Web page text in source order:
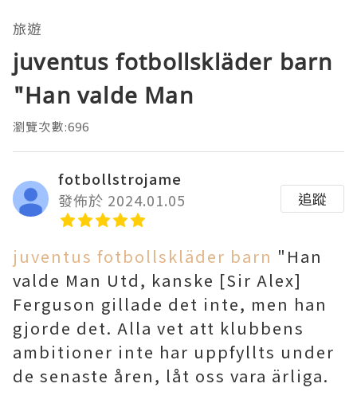
旅遊
juventus fotbollskläder barn
"Han valde Man
瀏覽次數:696
fotbollstrojame
發佈於 2024.01.05
追蹤
juventus fotbollskläder barn "Han
valde Man Utd, kanske [Sir Alex]
Ferguson gillade det inte, men han
gjorde det. Alla vet att klubbens
ambitioner inte har uppfyllts under
de senaste åren, låt oss vara ärliga.